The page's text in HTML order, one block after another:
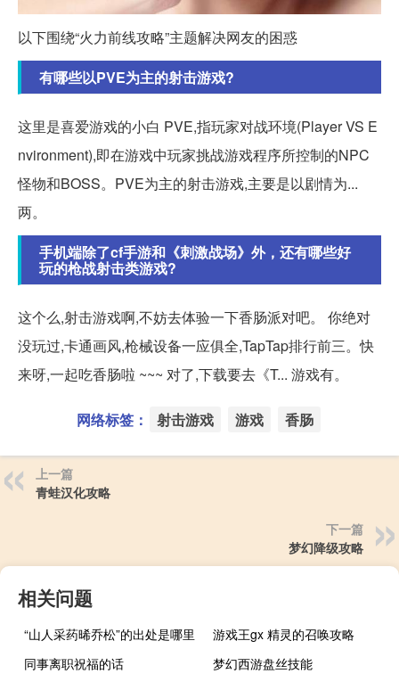
以下围绕“火力前线攻略”主题解决网友的困惑
有哪些以PVE为主的射击游戏?
这里是喜爱游戏的小白 PVE,指玩家对战环境(Player VS E
nvironment),即在游戏中玩家挑战游戏程序所控制的NPC
怪物和BOSS。PVE为主的射击游戏,主要是以剧情为...
两。
手机端除了cf手游和《刺激战场》外，还有哪些好
玩的枪战射击类游戏?
这个么,射击游戏啊,不妨去体验一下香肠派对吧。 你绝对
没玩过,卡通画风,枪械设备一应俱全,TapTap排行前三。快
来呀,一起吃香肠啦 ~~~ 对了,下载要去《T... 游戏有。
网络标签： 射击游戏 游戏 香肠
上一篇
青蛙汉化攻略
下一篇
梦幻降级攻略
相关问题
“山人采药晞乔松”的出处是哪里
游戏王gx 精灵的召唤攻略
同事离职祝福的话
梦幻西游盘丝技能